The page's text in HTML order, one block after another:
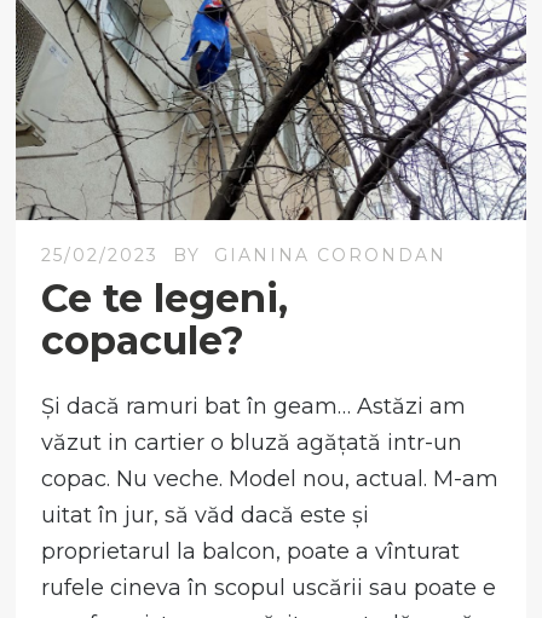
25/02/2023 BY GIANINA CORONDAN
Ce te legeni,
copacule?
Și dacă ramuri bat în geam… Astăzi am
văzut in cartier o bluză agățată intr-un
copac. Nu veche. Model nou, actual. M-am
uitat în jur, să văd dacă este și
proprietarul la balcon, poate a vînturat
rufele cineva în scopul uscării sau poate e